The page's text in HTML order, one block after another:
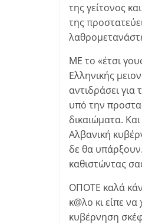
της γείτονος
της
ΜΕ το «έτσι
Ελληνικής
αντιδράσει
υπό την
δικαιώματα.
Αλβανική
δε θα
καθιστώντας
ΟΠΟΤΕ καλά
κ@λο κι είπε
κυβέρνηση